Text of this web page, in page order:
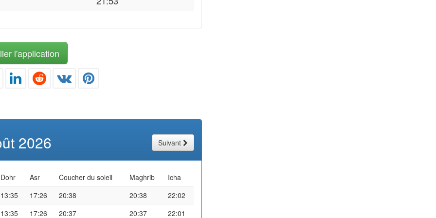
l'application
2026 Suivant
Dohr Asr Coucher du soleil Maghrib
Icha
13:35
17:26 20:38 20:38
22:02
13:35
17:26 20:37 20:37 22:01